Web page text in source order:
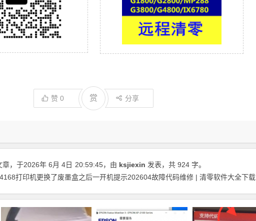
赞 0 赏 分享
章，于2026年 6月 4日 20:59:45，由 ksjiexin 发表，共 924 字。
打印机更换了废墨盒之后一开机提示202604故障代码维修 | 清零软件大全下载